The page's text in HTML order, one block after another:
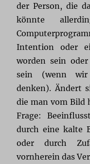
der Person, die
könnte
Intention oder
worden sein
sein (wenn wir
denken). Ändert
die man vom Bild
Frage:
durch eine kalte
oder durch
vornherein das